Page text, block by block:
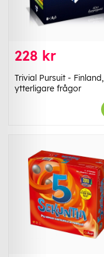
228 kr
Trivial Pursuit - Finland,
ytterligare frågor